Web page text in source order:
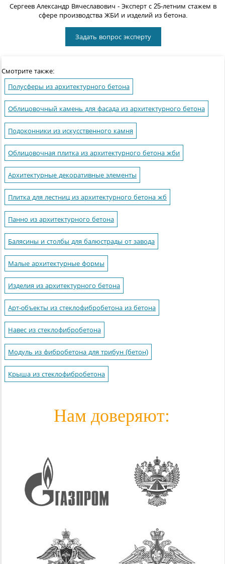
Сергеев Александр Вячеславович - Эксперт с 25-летним стажем в
сфере производства ЖБИ и изделий из бетона.
Задать вопрос эксперту
Смотрите также:
Полусферы из архитектурного бетона
Облицовочный камень для фасада из архитектурного бетона
Подоконники из искусственного камня
Облицовочная плитка из архитектурного бетона жби
Архитектурные декоративные элементы
Плитка для лестниц из архитектурного бетона жб
Панно из архитектурного бетона
Балясины и столбы для балюстрады от завода
Малые архитектурные формы
Изделия из архитектурного бетона
Арт-oбъекты из стеклофибробетона из бетона
Навес из стеклофибробетона
Модуль из фибробетона для трибун (бетон)
Крыша из стеклофибробетона
Нам доверяют: